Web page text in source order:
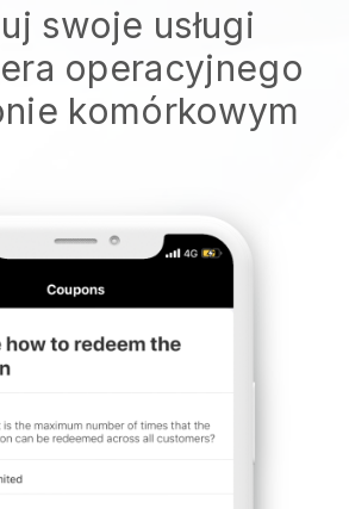
swoje usługi
operacyjnego
komórkowym